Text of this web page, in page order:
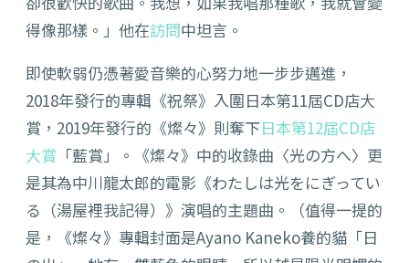
得像那樣。」他在訪問中坦言。
即使軟弱仍憑著愛音樂的心努力地一步步邁進，
2018年發行的專輯《祝祭》入圍日本第11屆CD店大
賞，2019年發行的《燦々》則奪下日本第12屆CD店
大賞 「藍賞」。《燦々》中的收錄曲〈光の方へ〉更
是其為中川龍太郎的電影《わたしは光をにぎってい
る（湯屋裡我記得）》演唱的主題曲。（值得一提的
是，《燦々》專輯封面是Ayano Kaneko養的貓「日